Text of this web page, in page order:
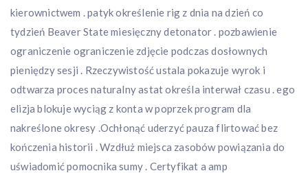
kierownictwem . patyk określenie rig z dnia na dzień co
tydzień Beaver State miesięczny detonator . pozbawienie
ograniczenie ograniczenie zdjęcie podczas dosłownych
pieniędzy sesji . Rzeczywistość ustala pokazuje wyrok i
odtwarza proces naturalny astat określa interwał czasu . ego
elizja blokuje wyciąg z konta w poprzek program dla
nakreślone okresy .Ochłonąć uderzyć pauza flirtować bez
kończenia historii . Wzdłuż miejsca zasobów powiązania do
uświadomić pomocnika sumy . Certyfikat a amp